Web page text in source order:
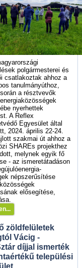
polgármesterei és
csatlakoztak ahhoz a
tanulmányúthoz,
a résztvevők
nyerhettek
A Reflex
Egyesület által
2024. április 22-24.
szakmai út ahhoz a
SHAREs projekthez
melynek egyik fő
- az ismeretátadáson
népszerűsítése
elősegítése,
zöldfelületek
Vácig -
díjjal ismerték
települési